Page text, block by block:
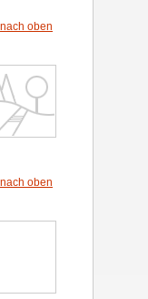
nach oben
nach oben